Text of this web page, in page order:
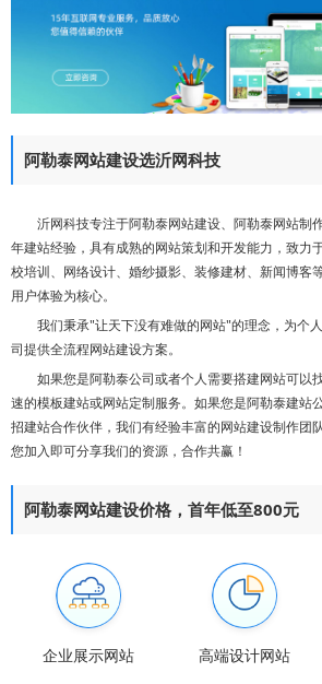
阿勒泰网站建设选沂网科技
沂网科技专注于阿勒泰网站建设、阿勒泰网站制
年建站经验，具有成熟的网站策划和开发能力，致力
校培训、网络设计、婚纱摄影、装修建材、新闻博客
用户体验为核心。
我们秉承"让天下没有难做的网站"的理念，为个
司提供全流程网站建设方案。
如果您是阿勒泰公司或者个人需要搭建网站可以
速的模板建站或网站定制服务。如果您是阿勒泰建站
招建站合作伙伴，我们有经验丰富的网站建设制作团
您加入即可分享我们的资源，合作共赢！
阿勒泰网站建设价格，首年低至800元
企业展示网站 高端设计网站